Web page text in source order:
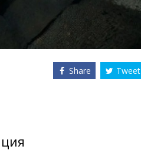
Share Tweet